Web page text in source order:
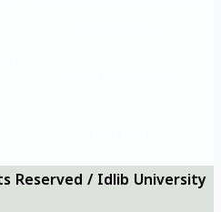
Reserved / Idlib University